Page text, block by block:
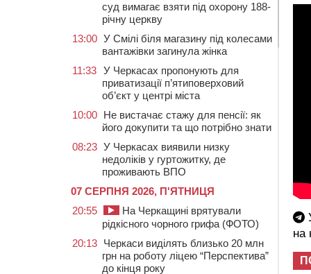
на
суд вимагає взяти під охорону 188-
річну церкву
13:00 У Смілі біля магазину під колесами
вантажівки загинула жінка
11:33 У Черкасах пропонують для
приватизації п’ятиповерховий
об’єкт у центрі міста
10:00 Не вистачає стажу для пенсії: як
його докупити та що потрібно знати
08:23 У Черкасах виявили низку
недоліків у гуртожитку, де
проживають ВПО
07 СЕРПНЯ 2026, П'ЯТНИЦЯ
20:55
На Черкащині врятували
рідкісного чорного грифа (ФОТО)
20:13 Черкаси виділять близько 20 млн
грн на роботу ліцею “Перспектива”
до кінця року